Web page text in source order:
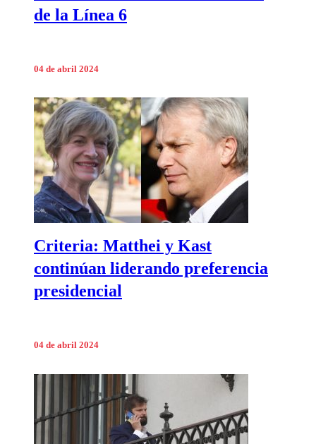
de la Línea 6
04 de abril 2024
Criteria: Matthei y Kast
continúan liderando preferencia
presidencial
04 de abril 2024